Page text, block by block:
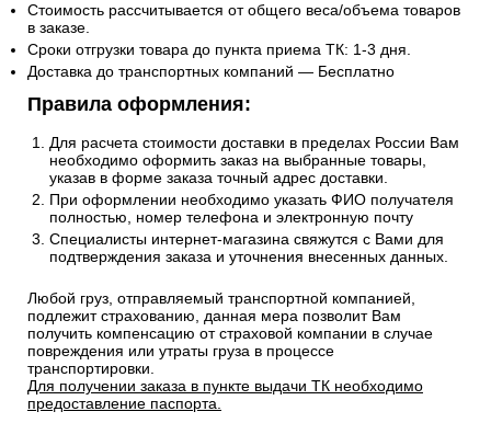
Стоимость рассчитывается от общего веса/объема товаров
в заказе.
Сроки отгрузки товара до пункта приема ТК: 1-3 дня.
Доставка до транспортных компаний — Бесплатно
Правила оформления:
Для расчета стоимости доставки в пределах России Вам
необходимо оформить заказ на выбранные товары,
указав в форме заказа точный адрес доставки.
При оформлении необходимо указать ФИО получателя
полностью, номер телефона и электронную почту
Специалисты интернет-магазина свяжутся с Вами для
подтверждения заказа и уточнения внесенных данных.
Любой груз, отправляемый транспортной компанией,
подлежит страхованию, данная мера позволит Вам
получить компенсацию от страховой компании в случае
повреждения или утраты груза в процессе
транспортировки.
Для получении заказа в пункте выдачи ТК необходимо
предоставление паспорта.